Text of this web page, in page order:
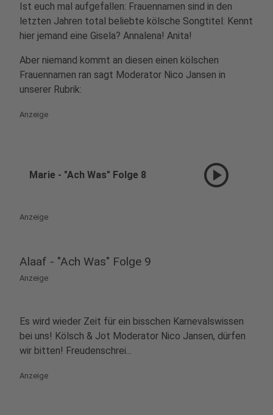
Ist euch mal aufgefallen: Frauennamen sind in den
letzten Jahren total beliebte kölsche Songtitel: Kennt
hier jemand eine Gisela? Annalena! Anita!
Aber niemand kommt an diesen einen kölschen
Frauennamen ran sagt Moderator Nico Jansen in
unserer Rubrik:
Anzeige
Marie - "Ach Was" Folge 8 play_circle
Anzeige
Alaaf - "Ach Was" Folge 9
Anzeige
Es wird wieder Zeit für ein bisschen Karnevalswissen
bei uns! Kölsch & Jot Moderator Nico Jansen, dürfen
wir bitten! Freudenschrei...
Anzeige